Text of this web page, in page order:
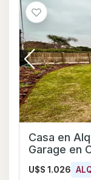
Casa en
Garage en
U$S 1.026